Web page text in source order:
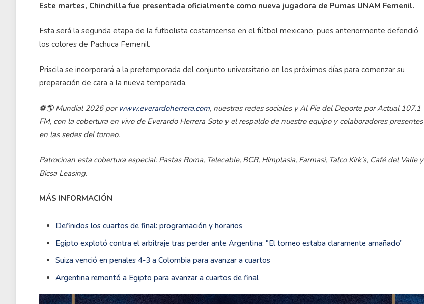
Este martes, Chinchilla fue presentada oficialmente como nueva jugadora de Pumas UNAM Femenil.
Esta será la segunda etapa de la futbolista costarricense en el fútbol mexicano, pues anteriormente defendió
los colores de Pachuca Femenil.
Priscila se incorporará a la pretemporada del conjunto universitario en los próximos días para comenzar su
preparación de cara a la nueva temporada.
⚽🌎 Mundial 2026 por www.everardoherrera.com, nuestras redes sociales y Al Pie del Deporte por Actual 107.1
FM, con la cobertura en vivo de Everardo Herrera Soto y el respaldo de nuestro equipo y colaboradores presentes
en las sedes del torneo.
Patrocinan esta cobertura especial: Pastas Roma, Telecable, BCR, Himplasia, Farmasi, Talco Kirk’s, Café del Valle y
Bicsa Leasing.
MÁS INFORMACIÓN
Definidos los cuartos de final: programación y horarios
Egipto explotó contra el arbitraje tras perder ante Argentina: "El torneo estaba claramente amañado”
Suiza venció en penales 4-3 a Colombia para avanzar a cuartos
Argentina remontó a Egipto para avanzar a cuartos de final